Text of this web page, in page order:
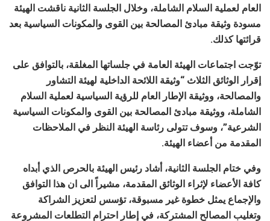
العام لعملية السلام الشاملة، وخلال الجلسة الثانية ناقشت الهيئة
مسودة وثيقة مبادئ المصالحة بين القوى والمكونات السياسية بعد
قرائتها كذلك.
توّجت اجتماعات الهيئة العامة في جلساتها المغلقة، بالتوافق على
إقرار الوثائق الثلاث “وثيقة اللائحة الداخلية لهيئة التشاور
والمصالحة، ووثيقة الإطار العام للرؤية السياسية لعملية السلام
الشاملة، ووثيقة مبادئ المصالحة بين القوى والمكونات السياسية
الشرعية”، وسوف تتولى رئاسة الهيئة النظر في الملاحظات
المقدمة من أعضاء الهيئة.
وفي ختام الجلسة الثانية، أشاد رئيس الهيئة بالحرص الذي أبداه
كافة الأعضاء لإثراء الوثائق المقدمة، مشيراً الى ان هذا التوافق
والإجماع يمثل خطوة غير مسبوقة، تؤسس لتعزيز الشراكة
وتغليب المصالح المشتركة، في إطار احترام التطلعات المشروعة